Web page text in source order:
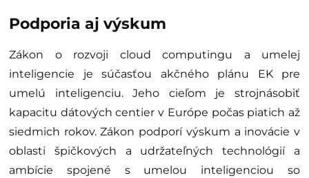
Podporia aj výskum
Zákon o rozvoji cloud computingu a umelej
inteligencie je súčasťou akčného plánu EK pre
umelú inteligenciu. Jeho cieľom je strojnásobiť
kapacitu dátových centier v Európe počas piatich až
siedmich rokov. Zákon podporí výskum a inovácie v
oblasti špičkových a udržateľných technológií a
ambície spojené s umelou inteligenciou so